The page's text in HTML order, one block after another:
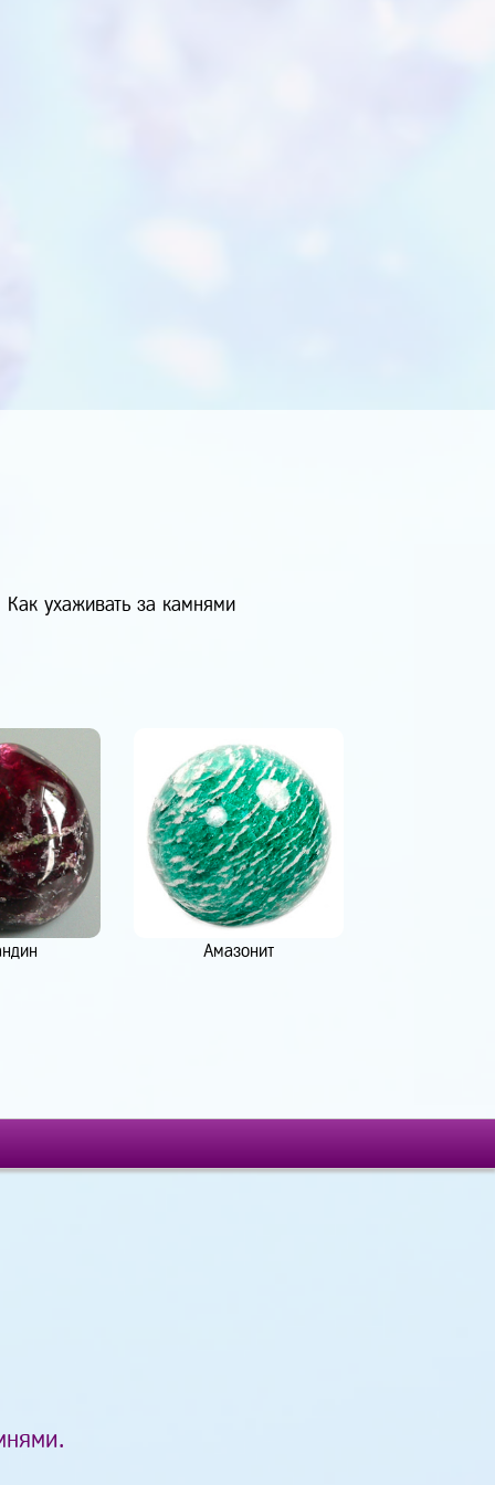
Как ухаживать за камнями
Амазонит